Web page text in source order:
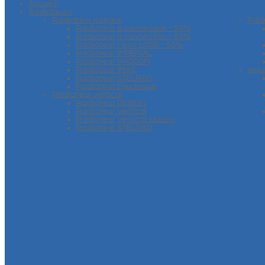
Accueil
Radiateurs
Radiateur intégré
Radiateur 6 connection - 50%
Radiateur 8 connection - 50%
Radiateur Face LISSE - 50%
Radiateur IMPERIAL
Radiateur RADSON
Radiateur IMAS
Radiateur STELRAD
Radiateur Electrique
Radiateur vertical
Radiateur DESIGN
Radiateur Vertical
Radiateur Vertical classic
Radiateur STELRAD